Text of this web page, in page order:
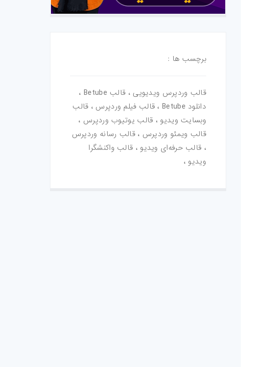
برچسب ها :
قالب وردپرس ویدیویی ، قالب Betube ،
دانلود Betube ، قالب فیلم وردپرس ، قالب
وبسایت ویدیو ، قالب یوتیوب وردپرس ،
قالب ویمئو وردپرس ، قالب رسانه وردپرس
، قالب حرفه‌ای ویدیو ، قالب واکنشگرا
ویدیو ،